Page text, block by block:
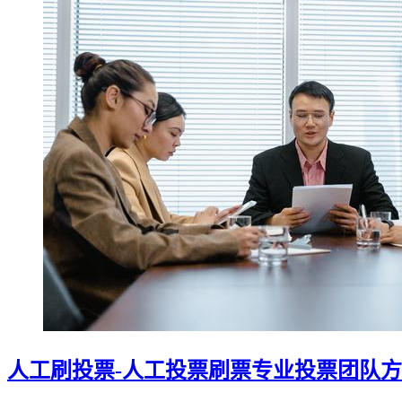
人工刷投票-人工投票刷票专业投票团队